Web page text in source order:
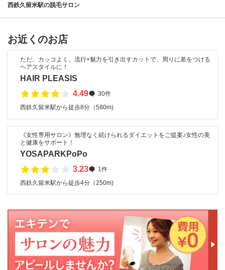
西鉄久留米駅の脱毛サロン
お近くのお店
ただ、カッコよく。流行×魅力を引き出すカットで、周りに差をつける
ヘアスタイルに！
HAIR PLEASIS
4.49
30件
西鉄久留米駅から徒歩8分（580m)
《女性専用サロン》無理なく続けられるダイエットをご提案♪女性の美
と健康をサポート！
YOSAPARKPoPo
3.23
1件
西鉄久留米駅から徒歩4分（250m)